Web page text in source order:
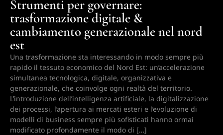
Strumenti per governare:
trasformazione digitale &
cambiamento generazionale nel nord
est
Una trasformazione sta interessando in modo sempre più
rapido il tessuto economico del Nord Est: un’accelerazione
simultanea tecnologica, digitale, organizzativa e
generazionale, che coinvolge ogni realtà del territorio.
L’introduzione dell’intelligenza artificiale, la digitalizzazione
dei processi, l’apertura ai mercati esteri e l’evoluzione di
modelli di business sempre più sofisticati hanno ormai
modificato profondamente il modo di […]